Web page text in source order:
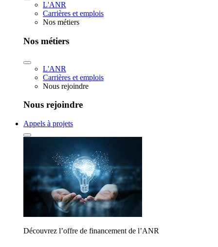
L'ANR
Carrières et emplois
Nos métiers
Nos métiers
L'ANR
Carrières et emplois
Nous rejoindre
Nous rejoindre
Appels à projets
Découvrez l’offre de financement de l’ANR